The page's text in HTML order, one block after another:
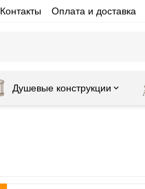
Контакты Оплата и доставка
Душевые конструкции